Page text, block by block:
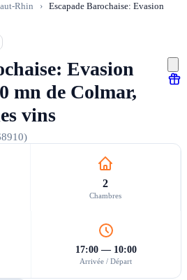
Rhin › Escapade Barochaise: Evasion
Evasion
mn de Colmar,
vins
2
Chambres
17:00 — 10:00
Arrivée / Départ